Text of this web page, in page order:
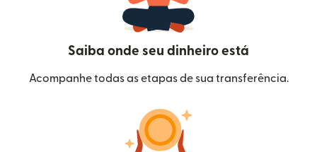
Saiba onde seu dinheiro está
Acompanhe todas as etapas de sua transferência.